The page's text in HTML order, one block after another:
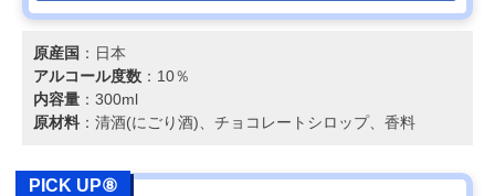
原産国 ：日本
アルコール度数 ：10％
内容量 ：300ml
原材料 ：清酒(にごり酒)、チョコレートシロップ、香料
PICK UP⑧